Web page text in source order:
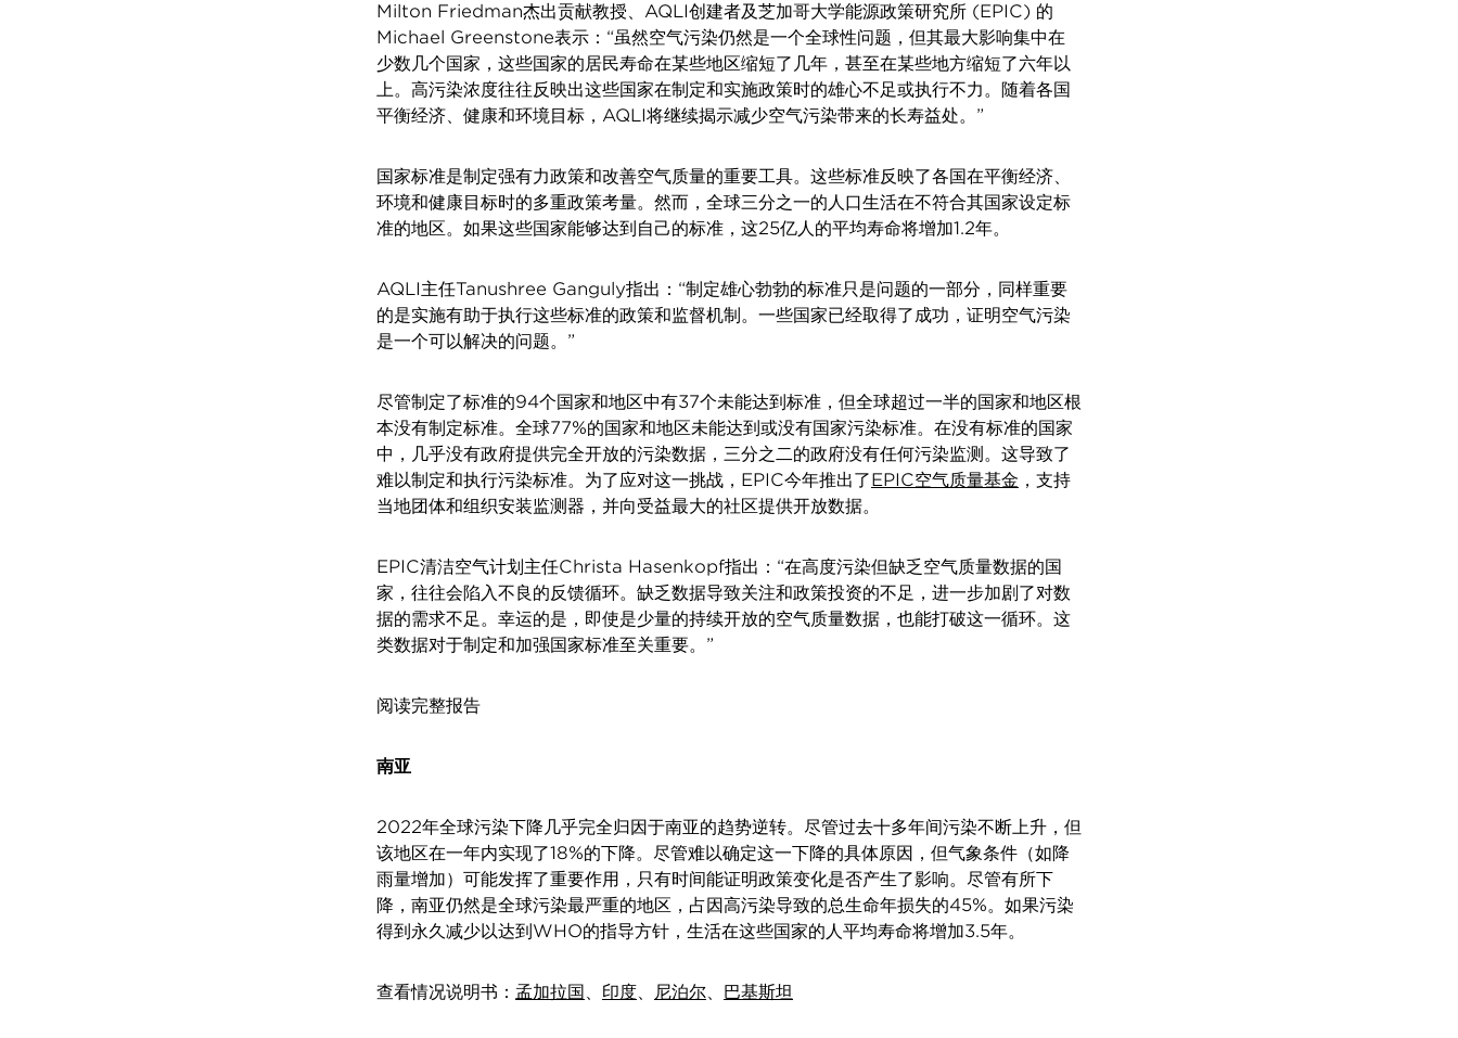
Milton Friedman杰出贡献教授、AQLI创建者及芝加哥大学能源政策研究所 (EPIC) 的
Michael Greenstone表示：“虽然空气污染仍然是一个全球性问题，但其最大影响集中在
少数几个国家，这些国家的居民寿命在某些地区缩短了几年，甚至在某些地方缩短了六年以
上。高污染浓度往往反映出这些国家在制定和实施政策时的雄心不足或执行不力。随着各国
平衡经济、健康和环境目标，AQLI将继续揭示减少空气污染带来的长寿益处。”
国家标准是制定强有力政策和改善空气质量的重要工具。这些标准反映了各国在平衡经济、
环境和健康目标时的多重政策考量。然而，全球三分之一的人口生活在不符合其国家设定标
准的地区。如果这些国家能够达到自己的标准，这25亿人的平均寿命将增加1.2年。
AQLI主任Tanushree Ganguly指出：“制定雄心勃勃的标准只是问题的一部分，同样重要
的是实施有助于执行这些标准的政策和监督机制。一些国家已经取得了成功，证明空气污染
是一个可以解决的问题。”
尽管制定了标准的94个国家和地区中有37个未能达到标准，但全球超过一半的国家和地区根
本没有制定标准。全球77%的国家和地区未能达到或没有国家污染标准。在没有标准的国家
中，几乎没有政府提供完全开放的污染数据，三分之二的政府没有任何污染监测。这导致了
难以制定和执行污染标准。为了应对这一挑战，EPIC今年推出了EPIC空气质量基金 ，支持
当地团体和组织安装监测器，并向受益最大的社区提供开放数据。
EPIC清洁空气计划主任Christa Hasenkopf指出：“在高度污染但缺乏空气质量数据的国
家，往往会陷入不良的反馈循环。缺乏数据导致关注和政策投资的不足，进一步加剧了对数
据的需求不足。幸运的是，即使是少量的持续开放的空气质量数据，也能打破这一循环。这
类数据对于制定和加强国家标准至关重要。”
阅读完整报告
南亚
2022年全球污染下降几乎完全归因于南亚的趋势逆转。尽管过去十多年间污染不断上升，但
该地区在一年内实现了18%的下降。尽管难以确定这一下降的具体原因，但气象条件（如降
雨量增加）可能发挥了重要作用，只有时间能证明政策变化是否产生了影响。尽管有所下
降，南亚仍然是全球污染最严重的地区，占因高污染导致的总生命年损失的45%。如果污染
得到永久减少以达到WHO的指导方针，生活在这些国家的人平均寿命将增加3.5年。
查看情况说明书： 孟加拉国、 印度、 尼泊尔、 巴基斯坦